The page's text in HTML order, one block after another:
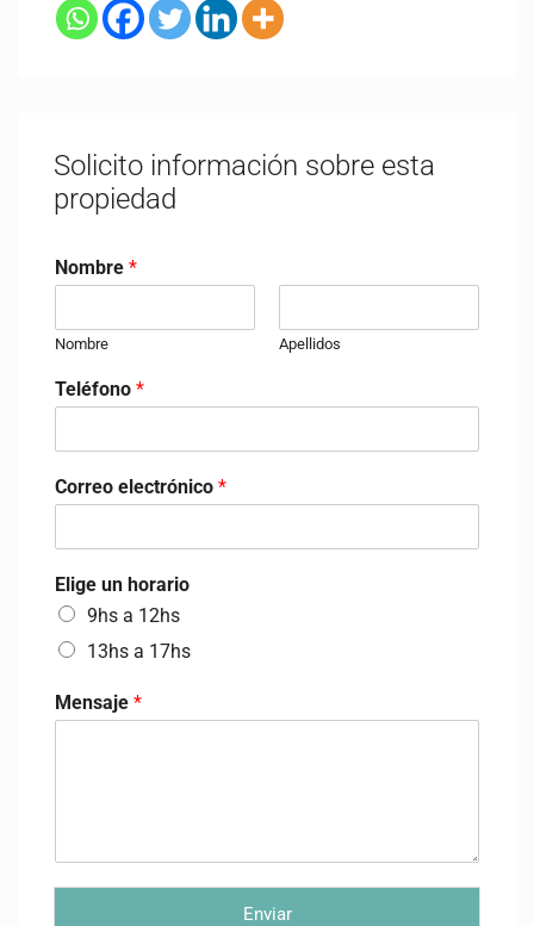
Solicito información sobre esta
propiedad
Nombre *
Nombre Apellidos
Teléfono *
Correo electrónico *
Elige un horario
9hs a 12hs
13hs a 17hs
Mensaje *
Enviar